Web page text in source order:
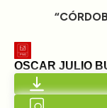
OSCAR JULIO